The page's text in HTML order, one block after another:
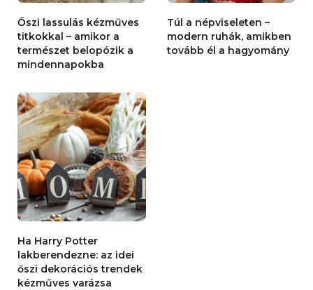
Őszi lassulás kézműves
titkokkal – amikor a
természet belopózik a
mindennapokba
Túl a népviseleten –
modern ruhák, amikben
tovább él a hagyomány
Ha Harry Potter
lakberendezne: az idei
őszi dekorációs trendek
kézműves varázsa